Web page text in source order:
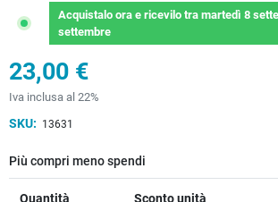
Acquistalo orae ricevilo tra martedì 8
settembre
23,00 €
Iva inclusa al 22%
SKU: 13631
Più compri meno spendi
Quantità Sconto unità